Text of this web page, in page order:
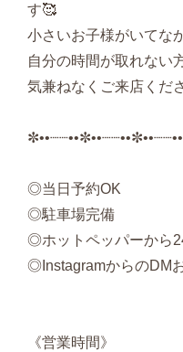
す🥰
小さいお子様がいてな
自分の時間が取れない
気兼ねなくご来店くだ
◎当日予約OK
◎駐車場完備
◎ホットペッパーから
◎InstagramからのDM
《営業時間》